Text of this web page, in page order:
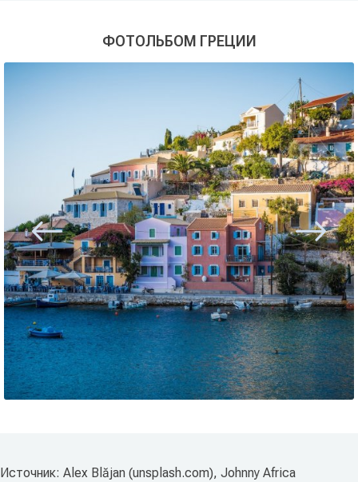
ФОТОЛЬБОМ ГРЕЦИИ
Источник: Alex Blăjan (unsplash.com), Johnny Africa